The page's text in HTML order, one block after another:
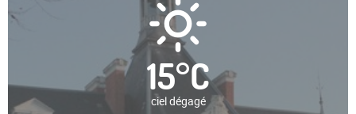
15°C
ciel dégagé